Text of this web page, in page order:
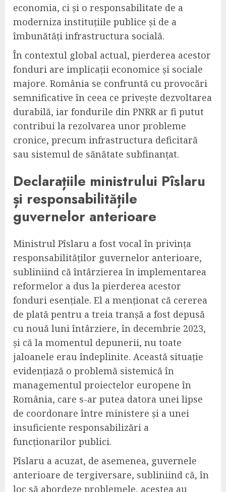
economia, ci și o responsabilitate de a
moderniza instituțiile publice și de a
îmbunătăți infrastructura socială.
În contextul global actual, pierderea acestor
fonduri are implicații economice și sociale
majore. România se confruntă cu provocări
semnificative în ceea ce privește dezvoltarea
durabilă, iar fondurile din PNRR ar fi putut
contribui la rezolvarea unor probleme
cronice, precum infrastructura deficitară
sau sistemul de sănătate subfinanțat.
Declarațiile ministrului Pîslaru
și responsabilitățile
guvernelor anterioare
Ministrul Pîslaru a fost vocal în privința
responsabilităților guvernelor anterioare,
subliniind că întârzierea în implementarea
reformelor a dus la pierderea acestor
fonduri esențiale. El a menționat că cererea
de plată pentru a treia tranșă a fost depusă
cu nouă luni întârziere, în decembrie 2023,
și că la momentul depunerii, nu toate
jaloanele erau îndeplinite. Această situație
evidențiază o problemă sistemică în
managementul proiectelor europene în
România, care s-ar putea datora unei lipse
de coordonare între ministere și a unei
insuficiente responsabilizări a
funcționarilor publici.
Pîslaru a acuzat, de asemenea, guvernele
anterioare de tergiversare, subliniind că, în
loc să abordeze problemele, acestea au